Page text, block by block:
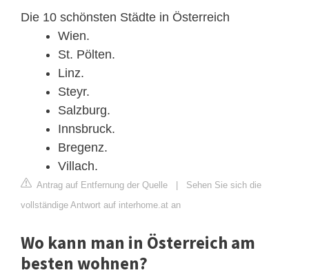
Die 10 schönsten Städte in Österreich
Wien.
St. Pölten.
Linz.
Steyr.
Salzburg.
Innsbruck.
Bregenz.
Villach.
Antrag auf Entfernung der Quelle | Sehen Sie sich die
vollständige Antwort auf interhome.at an
Wo kann man in Österreich am
besten wohnen?